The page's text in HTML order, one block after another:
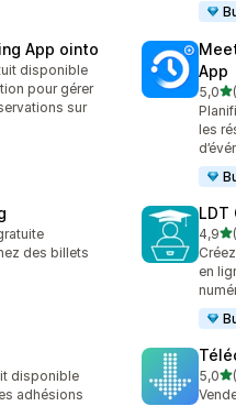
App ointo
disponible
pour gérer
sur
App
5,0
441
les
des billets
LDT
4,9
186
en
disponible
adhésions
5,0
9